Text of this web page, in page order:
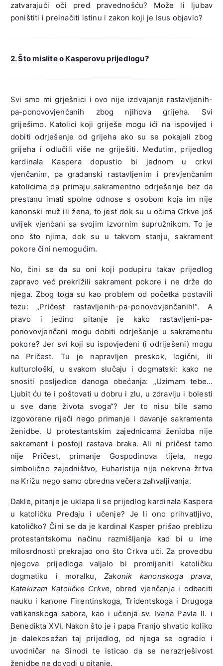
zatvarajući oči pred pravednošću? Može li ljubav
poništiti i preinačiti istinu i zakon koji je Isus objavio?
2. Što mislite o Kasperovu prijedlogu?
Svi smo mi grješnici i ovo nije izdvajanje rastavljenih-
pa-ponovovjenčanih zbog njihova grijeha. Svi
griješimo. Katolici koji griješe mogu ići na ispovijed i
dobiti odrješenje od grijeha ako su se pokajali zbog
grijeha i odlučili više ne griješiti. Međutim, prijedlog
kardinala Kaspera dopustio bi jednom u crkvi
vjenčanim, pa građanski rastavljenim i prevjenčanim
katolicima da primaju sakramentno odrješenje bez da
prestanu imati spolne odnose s osobom koja im nije
kanonski muž ili žena, to jest dok su u očima Crkve još
uvijek vjenčani sa svojim izvornim supružnikom. To je
ono što njima, dok su u takvom stanju, sakrament
pokore čini nemogućim.
No, čini se da su oni koji podupiru takav prijedlog
zapravo već prekrižili sakrament pokore i ne drže do
njega. Zbog toga su kao problem od početka postavili
tezu: „Pričest rastavljenih-pa-ponovovjenčanih!“. A
pravo i jedino pitanje je kako rastavljeni-pa-
ponovovjenčani mogu dobiti odrješenje u sakramentu
pokore? Jer svi koji su ispovjeđeni (i odriješeni) mogu
na Pričest. Tu je napravljen preskok, logični, ili
kulturološki, u svakom slučaju i dogmatski: kako ne
snositi posljedice danoga obećanja: „Uzimam tebe…
Ljubit ću te i poštovati u dobru i zlu, u zdravlju i bolesti
u sve dane života svoga“? Jer to nisu bile samo
izgovorene riječi nego primanje i davanje sakramenta
ženidbe. U protestantskim zajednicama ženidba nije
sakrament i postoji rastava braka. Ali ni pričest tamo
nije Pričest, primanje Gospodinova tijela, nego
simbolično zajedništvo, Euharistija nije nekrvna žrtva
na Križu nego samo obredna večera zahvaljivanja.
Dakle, pitanje je uklapa li se prijedlog kardinala Kaspera
u katoličku Predaju i učenje? Je li ono prihvatljivo,
katoličko? Čini se da je kardinal Kasper prišao preblizu
protestantskomu načinu razmišljanja kad bi u ime
milosrdnosti prekrajao ono što Crkva uči. Za provedbu
njegova prijedloga valjalo bi promijeniti katoličku
dogmatiku i moralku,Zakonik kanonskoga prava,
Katekizam Katoličke Crkve, obred vjenčanja i odbaciti
nauku i kanone Firentinskoga, Tridentskoga i Drugoga
vatikanskoga sabora, kao i učenjā sv. Ivana Pavla II. i
Benedikta XVI. Nakon što je i papa Franjo shvatio koliko
je dalekosežan taj prijedlog, od njega se ogradio i
uvodničar na Sinodi te isticao da se nerazrješivost
ženidbe ne dovodi u pitanje.